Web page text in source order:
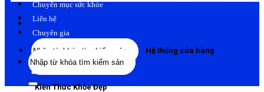
Tìm
kiếm:
Hệ thống cửa hàng
Kiến Thức Khỏe Đẹp
Chuyên mục sức khỏe
Liên hệ
Chuyên gia
Tìm
kiếm: